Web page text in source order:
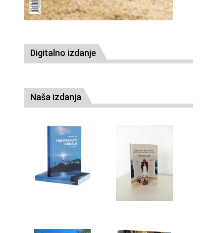
Digitalno izdanje
Naša izdanja